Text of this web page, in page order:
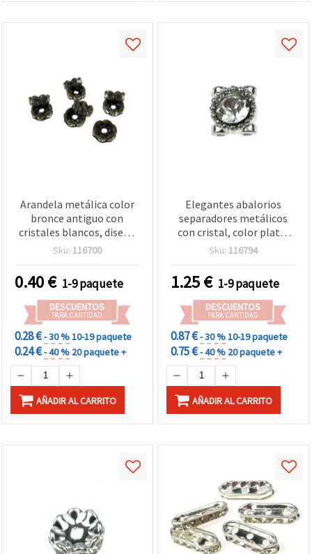
Arandela metálica color
bronce antiguo con
cristales blancos, diseño
en zigzag, 4 x 8 mm,
Calidad A - 5 piezas
Sku: 116700
0.40€ 1-9 paquete
DESCUENTOS
PARA CANTIDAD
0.28 €- 30 %10-19 paquete
0.24 €- 40 % 20 paquete +
AÑADIR AL CARRITO
Elegantes abalorios
separadores metálicos
con cristal, color plata,
9x5 mm, agujero 1 mm – 5
bisutería artesanal
Sku: 116794
1.25€ 1-9 paquete
DESCUENTOS
PARA CANTIDAD
0.87 €- 30 %10-19 paquete
0.75 €- 40 % 20 paquete +
AÑADIR AL CARRITO